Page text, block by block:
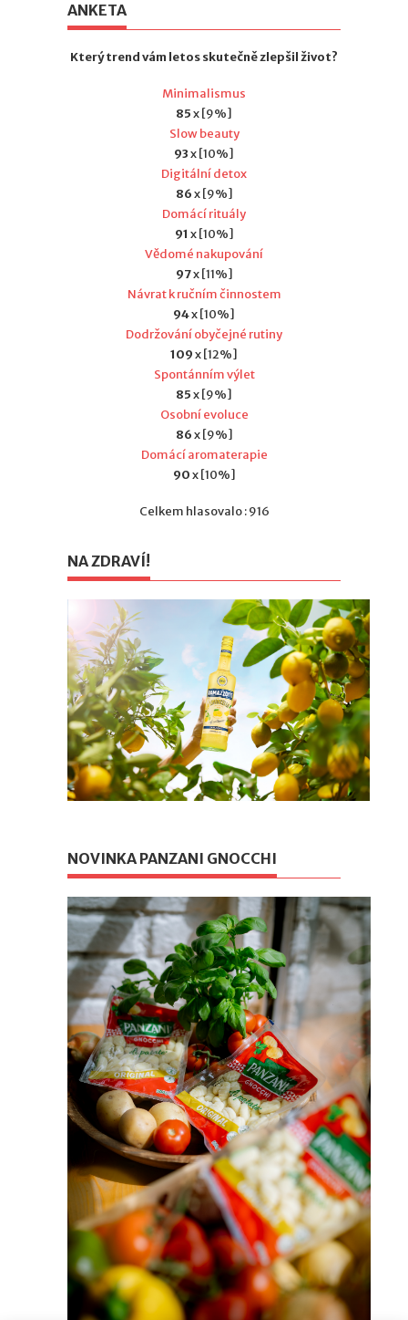
04.08.2026
Pat a Mat: nové
04.08.2026
Bradavky potřebují péči.
Maminky podporu
ANKETA
Který trend vám letos skutečně zlepšil život?
Minimalismus
85x [9%]
Slow beauty
93x [10%]
Digitální detox
86x [9%]
Domácí rituály
91 x [10%]
Vědomé nakupování
97x [11%]
Návrat k ručním činnostem
94x [10%]
Dodržování obyčejné rutiny
109x [12%]
Spontánním výlet
85x [9%]
Osobní evoluce
86x [9%]
Domácí aromaterapie
90x [10%]
Celkem hlasovalo : 916
NA ZDRAVÍ!
NOVINKA PANZANI GNOCCHI